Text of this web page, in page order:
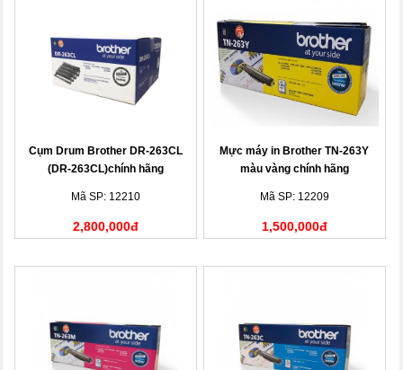
Cụm Drum Brother DR-263CL
(DR-263CL)chính hãng
Mã SP: 12210
2,800,000đ
Mực máy in Brother TN-263Y
màu vàng chính hãng
Mã SP: 12209
1,500,000đ